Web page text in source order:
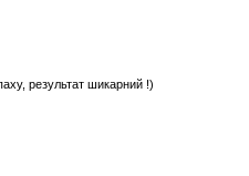
результат шикарний !)